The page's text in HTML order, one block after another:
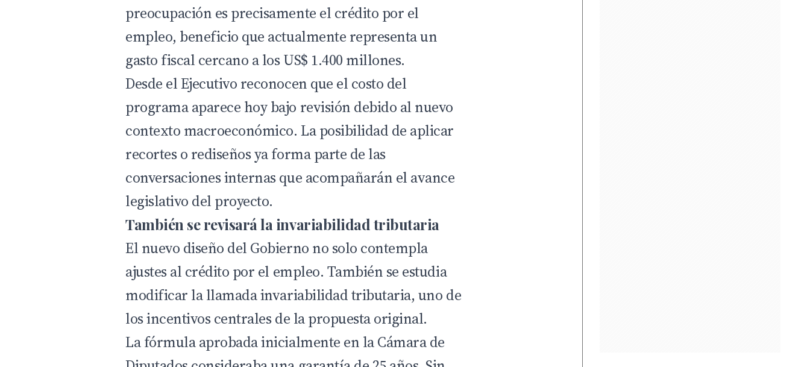
preocupación es precisamente el crédito por el
empleo, beneficio que actualmente representa un
gasto fiscal cercano a los US$ 1.400 millones.
Desde el Ejecutivo reconocen que el costo del
programa aparece hoy bajo revisión debido al nuevo
contexto macroeconómico. La posibilidad de aplicar
recortes o rediseños ya forma parte de las
conversaciones internas que acompañarán el avance
legislativo del proyecto.
También se revisará la invariabilidad tributaria
El nuevo diseño del Gobierno no solo contempla
ajustes al crédito por el empleo. También se estudia
modificar la llamada invariabilidad tributaria, uno de
los incentivos centrales de la propuesta original.
La fórmula aprobada inicialmente en la Cámara de